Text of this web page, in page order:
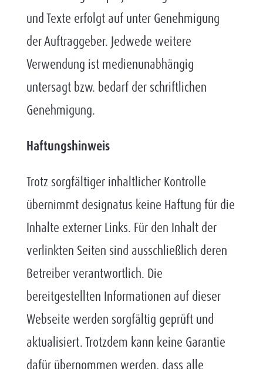
und Texte erfolgt auf unter Genehmigung
der Auftraggeber. Jedwede weitere
Verwendung ist medienunabhängig
untersagt bzw. bedarf der schriftlichen
Genehmigung.
Haftungshinweis
Trotz sorgfältiger inhaltlicher Kontrolle
übernimmt designatus keine Haftung für die
Inhalte externer Links. Für den Inhalt der
verlinkten Seiten sind ausschließlich deren
Betreiber verantwortlich. Die
bereitgestellten Informationen auf dieser
Webseite werden sorgfältig geprüft und
aktualisiert. Trotzdem kann keine Garantie
dafür übernommen werden, dass alle